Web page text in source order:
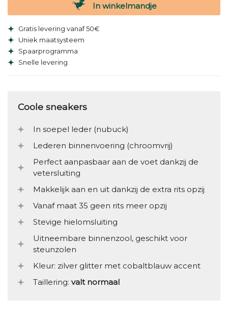
In winkelmandje
Gratis levering vanaf 50€
Uniek maatsysteem
Spaarprogramma
Snelle levering
Coole sneakers
In soepel leder (nubuck)
Lederen binnenvoering (chroomvrij)
Perfect aanpasbaar aan de voet dankzij de
vetersluiting
Makkelijk aan en uit dankzij de extra rits opzij
Vanaf maat 35 geen rits meer opzij
Stevige hielomsluiting
Uitneembare binnenzool, geschikt voor
steunzolen
Kleur: zilver glitter met cobaltblauw accent
Taillering: valt normaal